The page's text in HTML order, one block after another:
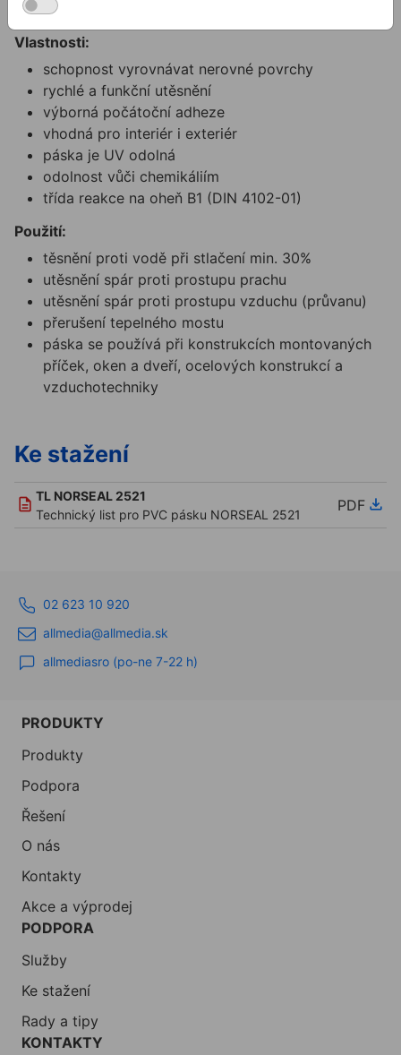
Popis
Vlastnosti:
schopnost vyrovnávat nerovné povrchy
rychlé a funkční utěsnění
výborná počátoční adheze
vhodná pro interiér i exteriér
páska je UV odolná
odolnost vůči chemikáliím
třída reakce na oheň B1 (DIN 4102-01)
Použití:
těsnění proti vodě při stlačení min. 30%
utěsnění spár proti prostupu prachu
utěsnění spár proti prostupu vzduchu (průvanu)
přerušení tepelného mostu
páska se používá při konstrukcích montovaných
příček, oken a dveří, ocelových konstrukcí a
vzduchotechniky
Ke stažení
TL NORSEAL 2521
Technický list pro PVC pásku NORSEAL 2521
PDF
02 623 10 920
allmedia@allmedia.sk
allmediasro (po-ne 7-22 h)
PRODUKTY
Produkty
Podpora
Řešení
O nás
Kontakty
Akce a výprodej
PODPORA
Služby
Ke stažení
Rady a tipy
KONTAKTY